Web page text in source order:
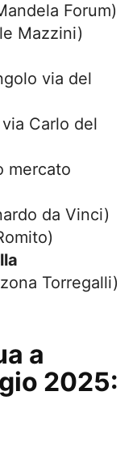
Forum)
Mazzini)
via del
Carlo del
mercato
da Vinci)
Torregalli)
a
2025: